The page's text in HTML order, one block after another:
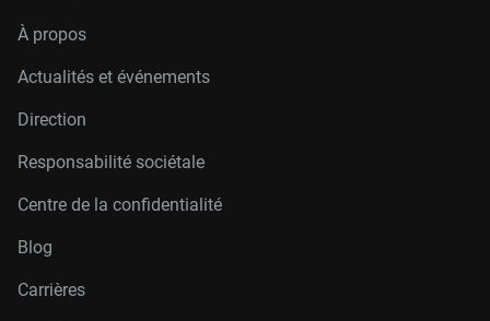
À propos
Actualités et événements
Direction
Responsabilité sociétale
Centre de la confidentialité
Blog
Carrières